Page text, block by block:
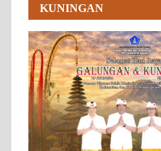
KUNINGAN